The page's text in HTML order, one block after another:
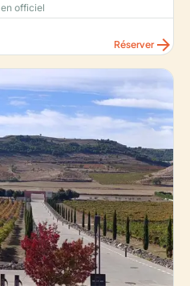
officiel
Réserverarrow_forward